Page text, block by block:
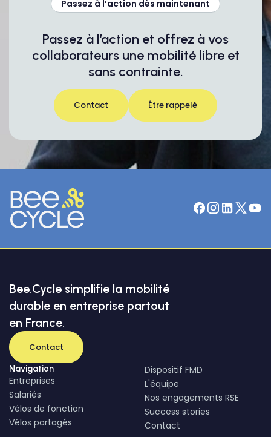
Passez à l’action dès maintenant
Passez à l’action et offrez à vos
collaborateurs une mobilité libre et
sans contrainte.
Contact Être rappelé
Bee.Cycle simplifie la mobilité
durable en entreprise partout
en France.
Contact
Navigation
Entreprises
Salariés
Vélos de fonction
Vélos partagés
Dispositif FMD
L'équipe
Nos engagements RSE
Success stories
Contact